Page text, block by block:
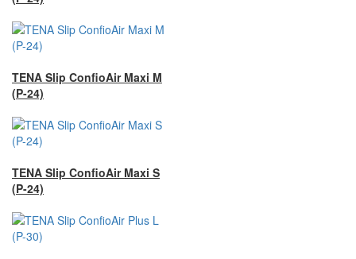
TENA Slip ConfioAir Maxi M
(P-24)
TENA Slip ConfioAir Maxi S
(P-24)